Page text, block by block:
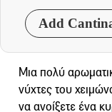
Add
Μια πολύ
νύχτες του
να ανοίξετε ένα